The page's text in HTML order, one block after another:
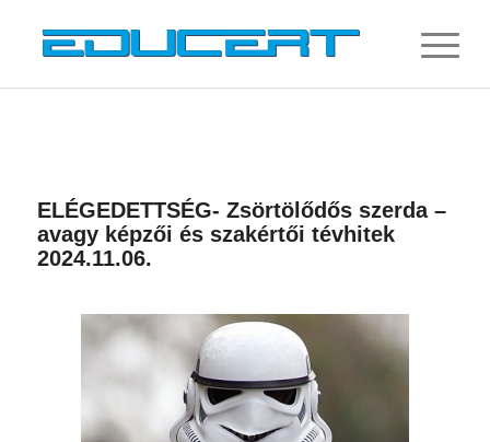
ELÉGEDETTSÉG- Zsörtölődős szerda –
avagy képzői és szakértői tévhitek
2024.11.06.